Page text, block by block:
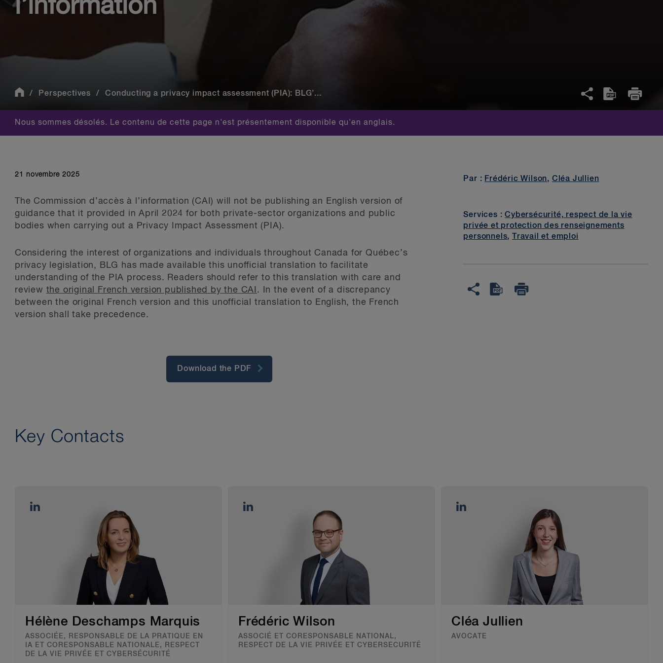
l’information
Perspectives Conducting a privacy impact assessment (PIA): BLG’...
Nous sommes désolés. Le contenu de cette page n'est présentement disponible qu'en anglais.
21 novembre 2025
The Commission d’accès à l’information (CAI) will not be publishing an English version of
guidance that it provided in April 2024 for both private-sector organizations and public
bodies when carrying out a Privacy Impact Assessment (PIA).
Considering the interest of organizations and individuals throughout Canada for Québec’s
privacy legislation, BLG has made available this unofficial translation to facilitate
understanding of the PIA process. Readers should refer to this translation with care and
review the original French version published by the CAI . In the event of a discrepancy
between the original French version and this unofficial translation to English, the French
version shall take precedence.
Download the PDF
Par : Frédéric Wilson, Cléa Jullien
Services :Cybersécurité, respect de la vie
privée et protection des renseignements
personnels, Travail et emploi
Key Contacts
Hélène Deschamps Marquis
ASSOCIÉE, RESPONSABLE DE LA PRATIQUE EN
IA ET CORESPONSABLE NATIONALE, RESPECT
DE LA VIE PRIVÉE ET CYBERSÉCURITÉ
Frédéric Wilson
ASSOCIÉ ET CORESPONSABLE NATIONAL,
RESPECT DE LA VIE PRIVÉE ET CYBERSECURITÉ
Cléa Jullien
AVOCATE